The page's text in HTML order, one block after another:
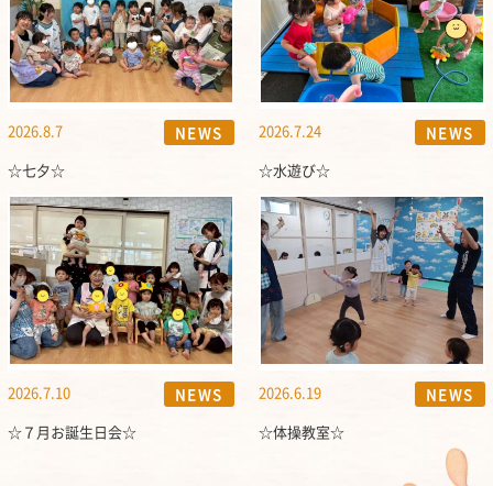
2026.8.7
NEWS
☆七夕☆
2026.7.24
NEWS
☆水遊び☆
2026.7.10
NEWS
☆７月お誕生日会☆
2026.6.19
NEWS
☆体操教室☆